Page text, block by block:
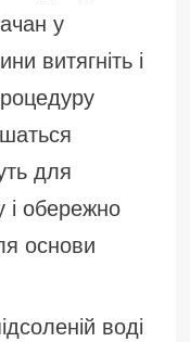
у
витягніть і
для
і обережно
основи
воді